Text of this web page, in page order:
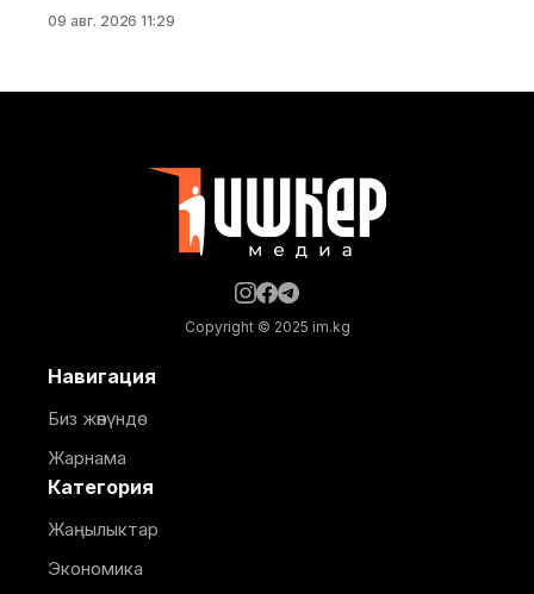
ылайык, Нарындын мэри Жылдызбек Беккелдиев
09 авг. 2026 11:29
Copyright © 2025 im.kg
Навигация
Биз жөнүндө
Жарнама
Категория
Жаңылыктар
Экономика